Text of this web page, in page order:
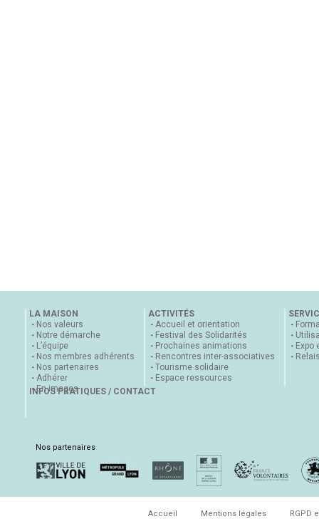
LA MAISON
Nos valeurs
Notre démarche
L’équipe
Nos membres adhérents
Nos partenaires
Adhérer
En images
ACTIVITÉS
Accueil et orientation
Festival des Solidarités
Prochaines animations
Rencontres inter-associatives
Tourisme solidaire
Espace ressources
Expo
INFOS PRATIQUES / CONTACT
Nos partenaires
Accueil Mentions légales RGPD